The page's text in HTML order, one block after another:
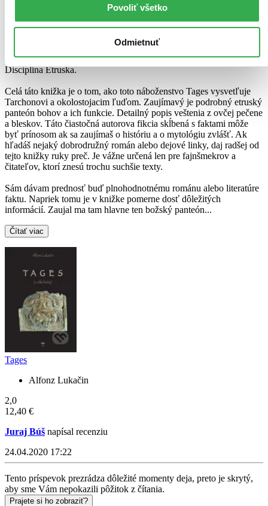
Povoliť všetko
Odmietnuť
Forma, ktorú autor zvolil mi veľmi nesadla. Jedná sa o akýsi derivát
Autor knižku označuje ako etruskú "Bibliu". Tages, syn boha
Genia, vnuk Najvyššieho boha Tiniu, bol bôžikom Etruskov -
Rassénov, ktorý vyskočil z vyoranej brázdy pred rozprávača tohoto
príbehu Tarchona aby Etruskom priniesol nové náboženstvo -
Disciplina Etruska.
Celá táto knižka je o tom, ako toto náboženstvo Tages vysvetľuje
Tarchonovi a okolostojacim ľuďom. Zaujímavý je podrobný etruský
panteón bohov a ich funkcie. Detailný popis veštenia z ovčej pečene
a bleskov. Táto čiastočná autorova fikcia skĺbená s faktami môže
byť prínosom ak sa zaujímaš o históriu a o mytológiu zvlášť. Ak
hľadáš nejaký dobrodružný román alebo dejové linky, daj radšej od
tejto knižky ruky preč. Je vážne určená len pre fajnšmekrov a
čitateľov, ktorí znesú trochu suchšie texty.
Sám dávam prednosť buď plnohodnotnému románu alebo literatúre
faktu. Napriek tomu je v knižke pomerne dosť dôležitých
informácií. Zaujal ma tam hlavne ten božský panteón...
Čítať viac
Tages
Alfonz Lukačin
2,0
12,40 €
Juraj Búš napísal recenziu
24.04.2020 17:22
Tento príspevok prezrádza dôležité momenty deja, preto je skrytý,
aby sme Vám nepokazili pôžitok z čítania.
Prajete si ho zobraziť?